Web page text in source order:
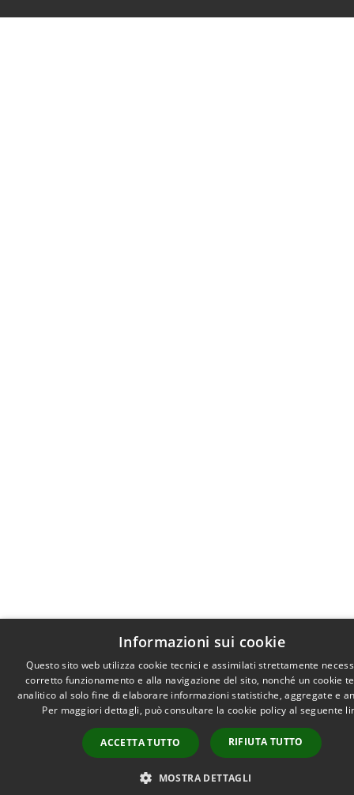
Informazioni sui cookie
Questo sito web utilizza cookie tecnici e assimilati strettamente
corretto funzionamento e alla navigazione del sito, nonché un cookie
analitico al solo fine di elaborare informazioni statistiche, aggregate e
Per maggiori dettagli, può consultare la cookie policy al seguente
ACCETTA TUTTO RIFIUTA TUTTO
MOSTRA DETTAGLI